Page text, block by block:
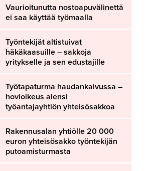
Vaurioitunutta nostoapuvälinettä
ei saa käyttää työmaalla
Työntekijät altistuivat
häkäkaasuille – sakkoja
yritykselle ja sen edustajille
Työtapaturma haudankaivussa –
hovioikeus alensi
työantajayhtiön yhteisösakkoa
Rakennusalan yhtiölle 20 000
euron yhteisösakko työntekijän
putoamisturmasta